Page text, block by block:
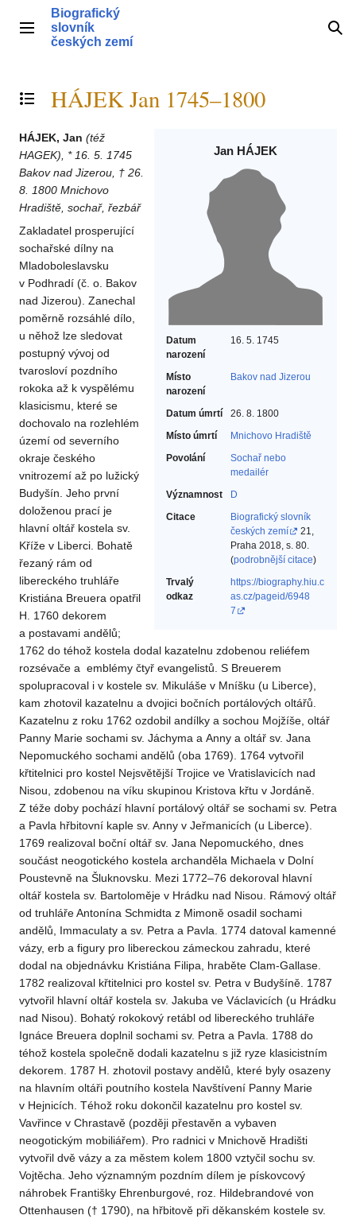
obsahHlavní menu
Biografický
slovník
českých zemí
Přepnout obsah
HÁJEK Jan 1745–1800
Jan HÁJEK
Datum
narození
16. 5. 1745
Místo
narození
Bakov nad Jizerou
Datum úmrtí
26. 8. 1800
Místo úmrtí
Mnichovo Hradiště
Povolání
Sochař nebo
medailér‎
Významnost
D
Citace
Biografický slovník
českých zemí
21,
Praha 2018, s. 80.
(podrobnější citace)
Trvalý
odkaz
https://biography.hiu.c
as.cz/pageid/6948
7
HÁJEK, Jan (též
HAGEK), * 16. 5. 1745
Bakov nad Jizerou, † 26.
8. 1800 Mnichovo
Hradiště, sochař, řezbář
Zakladatel prosperující
sochařské dílny na
Mladoboleslavsku
v Podhradí (č. o. Bakov
nad Jizerou). Zanechal
poměrně rozsáhlé dílo,
u něhož lze sledovat
postupný vývoj od
tvarosloví pozdního
rokoka až k vyspělému
klasicismu, které se
dochovalo na rozlehlém
území od severního
okraje českého
vnitrozemí až po lužický
Budyšín. Jeho první
doloženou prací je
hlavní oltář kostela sv.
Kříže v Liberci. Bohatě
řezaný rám od
libereckého truhláře
Kristiána Breuera opatřil
H. 1760 dekorem
a postavami andělů;
1762 do téhož kostela dodal kazatelnu zdobenou reliéfem
rozsévače a emblémy čtyř evangelistů. S Breuerem
spolupracoval i v kostele sv. Mikuláše v Mníšku (u Liberce),
kam zhotovil kazatelnu a dvojici bočních portálových oltářů.
Kazatelnu z roku 1762 ozdobil andílky a sochou Mojžíše, oltář
Panny Marie sochami sv. Jáchyma a Anny a oltář sv. Jana
Nepomuckého sochami andělů (oba 1769). 1764 vytvořil
křtitelnici pro kostel Nejsvětější Trojice ve Vratislavicích nad
Nisou, zdobenou na víku skupinou Kristova křtu v Jordáně.
Z téže doby pochází hlavní portálový oltář se sochami sv. Petra
a Pavla hřbitovní kaple sv. Anny v Jeřmanicích (u Liberce).
1769 realizoval boční oltář sv. Jana Nepomuckého, dnes
součást neogotického kostela archanděla Michaela v Dolní
Poustevně na Šluknovsku. Mezi 1772–76 dekoroval hlavní
oltář kostela sv. Bartoloměje v Hrádku nad Nisou. Rámový oltář
od truhláře Antonína Schmidta z Mimoně osadil sochami
andělů, Immaculaty a sv. Petra a Pavla. 1774 datoval kamenné
vázy, erb a figury pro libereckou zámeckou zahradu, které
dodal na objednávku Kristiána Filipa, hraběte Clam-Gallase.
1782 realizoval křtitelnici pro kostel sv. Petra v Budyšíně. 1787
vytvořil hlavní oltář kostela sv. Jakuba ve Václavicích (u Hrádku
nad Nisou). Bohatý rokokový retábl od libereckého truhláře
Ignáce Breuera doplnil sochami sv. Petra a Pavla. 1788 do
téhož kostela společně dodali kazatelnu s již ryze klasicistním
dekorem. 1787 H. zhotovil postavy andělů, které byly osazeny
na hlavním oltáři poutního kostela Navštívení Panny Marie
v Hejnicích. Téhož roku dokončil kazatelnu pro kostel sv.
Vavřince v Chrastavě (později přestavěn a vybaven
neogotickým mobiliářem). Pro radnici v Mnichově Hradišti
vytvořil dvě vázy a za městem kolem 1800 vztyčil sochu sv.
Vojtěcha. Jeho významným pozdním dílem je pískovcový
náhrobek Františky Ehrenburgové, roz. Hildebrandové von
Ottenhausen († 1790), na hřbitově při děkanském kostele sv.